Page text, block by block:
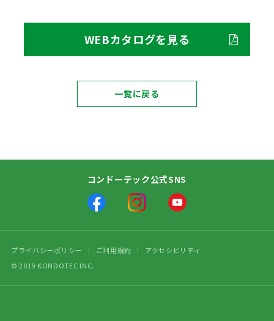
WEBカタログを見る
一覧に戻る
コンドーテック公式SNS
プライバシーポリシー ご利用規約
アクセシビリティ
© 2019 KONDOTEC INC.